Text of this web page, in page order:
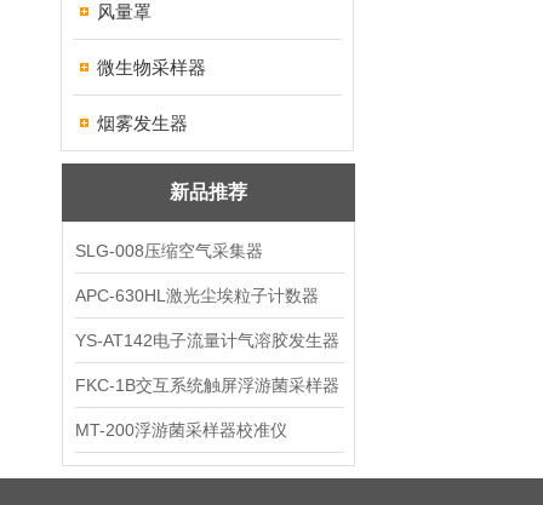
风量罩
微生物采样器
烟雾发生器
新品推荐
SLG-008压缩空气采集器
APC-630HL激光尘埃粒子计数器
YS-AT142电子流量计气溶胶发生器
FKC-1B交互系统触屏浮游菌采样器
MT-200浮游菌采样器校准仪